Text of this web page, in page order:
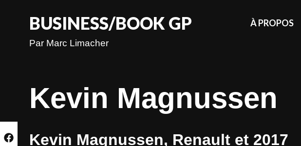
BUSINESS/BOOK GP
Par Marc Limacher
À PROPOS
Kevin Magnussen
Kevin Magnussen, Renault et 2017